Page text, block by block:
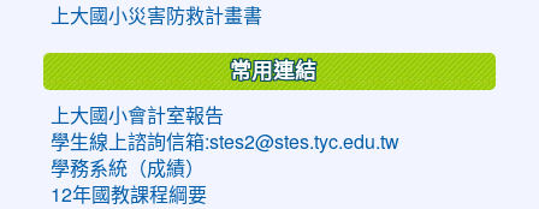
上大國小災害防救計畫書
常用連結
上大國小會計室報告
學生線上諮詢信箱:stes2@stes.tyc.edu.tw
學務系統（成績）
12年國教課程綱要